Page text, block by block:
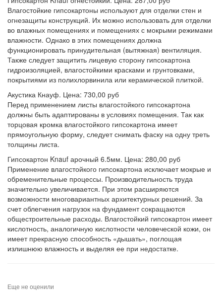
Влагостойкие гипсокартоны используют для отделки стен и
огнезащиты конструкций. Их можно использовать для отделки
во влажных помещениях и помещениях с мокрыми режимами
влажности. Однако в этих помещениях должна
функционировать принудительная (вытяжная) вентиляция.
Также следует защитить лицевую сторону гипсокартона
гидроизоляцией, влагостойкими красками и грунтовками,
покрытиями из полихлорвинила или керамической плиткой.
Акустика Кнауф. Цена: 730,00 руб
Перед применением листы влагостойкого гипсокартона
должны быть адаптированы в условиях помещения. Так как
торцовая кромка влагостойкого гипсокартона имеет
прямоугольную форму, следует снимать фаску на одну треть
толщины листа.
Гипсокартон Knauf арочный 6.5мм. Цена: 280,00 руб
Применение влагостойкого гипсокартона исключает мокрые и
обременительные процессы. Производительность труда
значительно увеличивается. При этом расширяются
возможности многовариантных архитектурных решений. За
счет облегчения нагрузок на фундамент сокращаются
общестроительные расходы. Влагостойкий гипсокартон имеет
кислотность, аналогичную кислотности человеческой кожи, он
имеет прекрасную способность «дышать», поглощая
излишнюю влажность и выделяя ее при недостатке.
Еще не оценили